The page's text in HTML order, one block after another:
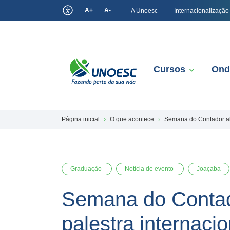
A+ A- A Unoesc Internacionalização
Cursos
Página inicial O que acontece Semana do Contador
Graduação Notícia de evento Joaçaba
Semana do
palestra